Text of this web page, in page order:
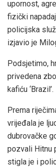
upornost,
fizički
policijska
izjavio je
Podsjetimo,
privedena
kafiću ‘Brazil’.
Prema
vrijeđala je
dubrovačke
pozvali Hitnu
stigla je i